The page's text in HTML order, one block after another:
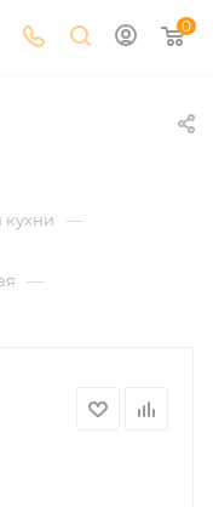
0
кухни —
—